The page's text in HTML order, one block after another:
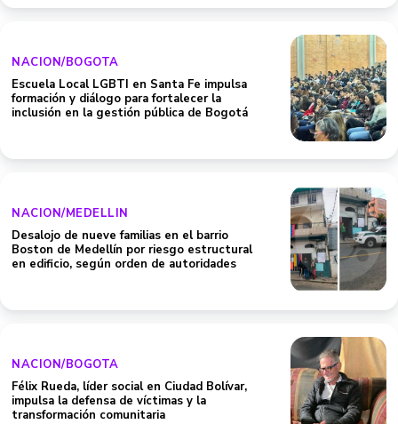
NACION/BOGOTA
Escuela Local LGBTI en Santa Fe impulsa
formación y diálogo para fortalecer la
inclusión en la gestión pública de Bogotá
NACION/MEDELLIN
Desalojo de nueve familias en el barrio
Boston de Medellín por riesgo estructural
en edificio, según orden de autoridades
NACION/BOGOTA
Félix Rueda, líder social en Ciudad Bolívar,
impulsa la defensa de víctimas y la
transformación comunitaria